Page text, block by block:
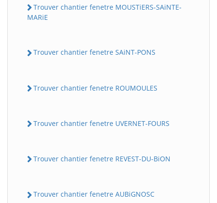
Trouver chantier fenetre MOUSTiERS-SAiNTE-
MARiE
Trouver chantier fenetre SAiNT-PONS
Trouver chantier fenetre ROUMOULES
Trouver chantier fenetre UVERNET-FOURS
Trouver chantier fenetre REVEST-DU-BiON
Trouver chantier fenetre AUBiGNOSC